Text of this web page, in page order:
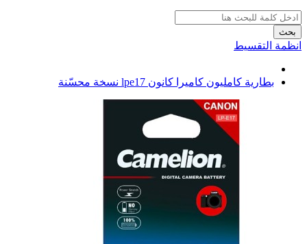
بحث
انظمة التقسيط
بطارية كامليون كاميرا كانون lpe17 نسخة محسّنة